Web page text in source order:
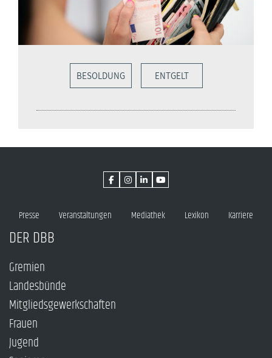
BESOLDUNG ENTGELT
Presse Veranstaltungen Mediathek Lexikon Karriere
DER DBB
Gremien
Landesbünde
Mitgliedsgewerkschaften
Frauen
Jugend